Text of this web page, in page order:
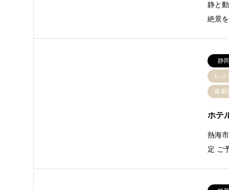
静と
絶景
静
レジ
食事
ホテ
熱海
定 ご